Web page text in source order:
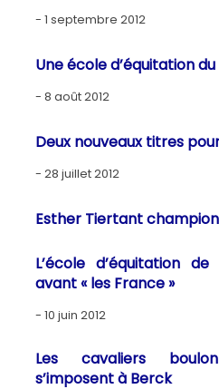
1 septembre 2012
Une école d’équitation
8 août 2012
Deux nouveaux titres pour
28 juillet 2012
Esther Tiertant
L’école d’équitation
avant « les France »
10 juin 2012
Les cavaliers
s’imposent à Berck